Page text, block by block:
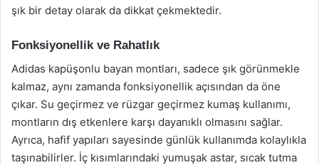
şık bir detay olarak da dikkat çekmektedir.
Fonksiyonellik ve Rahatlık
Adidas kapüşonlu bayan montları, sadece şık görünmekle
kalmaz, aynı zamanda fonksiyonellik açısından da öne
çıkar. Su geçirmez ve rüzgar geçirmez kumaş kullanımı,
montların dış etkenlere karşı dayanıklı olmasını sağlar.
Ayrıca, hafif yapıları sayesinde günlük kullanımda kolaylıkla
taşınabilirler. İç kısımlarındaki yumuşak astar, sıcak tutma